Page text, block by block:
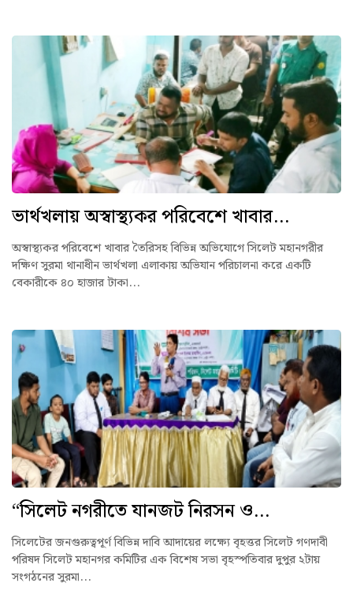
ভার্থখলায় অস্বাস্থ্যকর পরিবেশে খাবার...
অস্বাস্থ্যকর পরিবেশে খাবার তৈরিসহ বিভিন্ন অভিযোগে সিলেট মহানগরীর
দক্ষিণ সুরমা থানাধীন ভার্থখলা এলাকায় অভিযান পরিচালনা করে একটি
বেকারীকে ৪০ হাজার টাকা...
“সিলেট নগরীতে যানজট নিরসন ও...
সিলেটের জনগুরুত্বপূর্ণ বিভিন্ন দাবি আদায়ের লক্ষ্যে বৃহত্তর সিলেট গণদাবী
পরিষদ সিলেট মহানগর কমিটির এক বিশেষ সভা বৃহস্পতিবার দুপুর ২টায়
সংগঠনের সুরমা...